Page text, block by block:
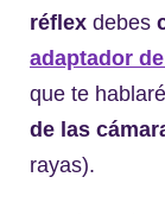
réflex debes
adaptador de
que te
de las
rayas).